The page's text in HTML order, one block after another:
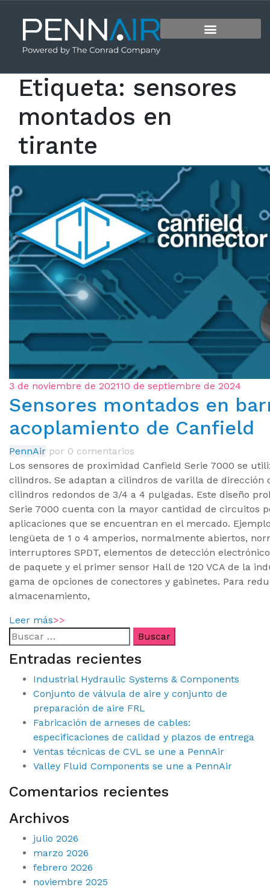
Etiqueta: sensores
montados en
tirante
3 de noviembre de 202110 de septiembre de 2024
Sensores montados en
acoplamiento de Canfield
PennAir por 0 comentarios
Los sensores de proximidad Canfield Serie 7000 se
cilindros. Se adaptan a cilindros de varilla de dirección
cilindros redondos de 3/4 a 4 pulgadas. Este diseño
Serie 7000 cuenta con la mayor cantidad de circuitos
aplicaciones que se encuentran en el mercado.
lengüeta de 1 o 4 amperios, normalmente abiertos,
interruptores SPDT, elementos de detección
de paquete y el primer sensor Hall de 120 VCA de la
gama de opciones de conectores y gabinetes. Para
almacenamiento,
Leer más>>
Entradas recientes
Industrial Hydraulic Systems & Components
Conjunto de válvula de aire y conjunto de
preparación de aire FRL
Fabricación de arneses de cables:
especificaciones de calidad y plazos de entrega
Ventas técnicas de CVL se une a PennAir
Valley Fluid Components se une a PennAir
Comentarios recientes
Archivos
julio 2026
marzo 2026
febrero 2026
noviembre 2025